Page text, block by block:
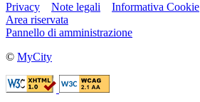
Privacy Note legali
Informativa Cookie
Area riservata
Pannello di amministrazione
© MyCity